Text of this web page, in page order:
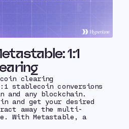
1:1
clearing
stablecoin conversions
and any blockchain.
and get your desired
away the multi-
With Metastable, a